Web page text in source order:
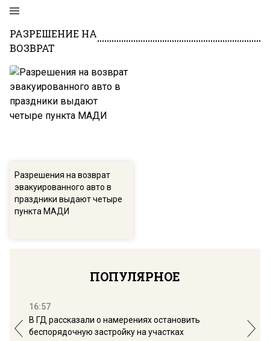
РАЗРЕШЕНИЕ НА
ВОЗВРАТ
Разрешения на возврат
эвакуированного авто в
праздники выдают четыре
пункта МАДИ
ПОПУЛЯРНОЕ
16:57
В ГД рассказали о намерениях остановить
беспорядочную застройку на участках